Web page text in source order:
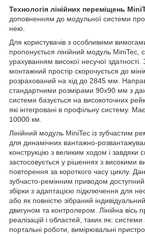
Технологія лінійних переміщень
доповненням до модульної системи
нею.
Для користувачів з особливими
пропонується лінійний модуль MiniTec,
урахуванням високої несучої
монтажний простір скорочується до
розрахований на хід до 2845 мм.
стандартними розмірами 90х90 мм з
системи базується на високоточних
які інтегровані в профільну систему.
10000 км.
Лінійний модуль MiniTec із зубчастим
для динамічних вантажно-
конструкцію з великим ходом і завдяки
застосовується у рішеннях з високими
повторення за короткого часу циклу.
зубчасто-ремінним приводом доступний
збірки з адаптацією підключення для
або як повністю зібраний
двигуном та контролером. Лінійна вісь
реалізацій і областей, таких як:
портальні роботи, вимірювальні